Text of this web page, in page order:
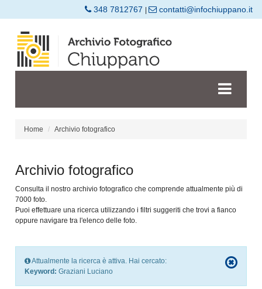
348 7812767 contatti@infochiuppano.it
Home Archivio fotografico
Archivio fotografico
Consulta il nostro archivio fotografico che comprende attualmente più di
7000 foto.
Puoi effettuare una ricerca utilizzando i filtri suggeriti che trovi a fianco
oppure navigare tra l'elenco delle foto.
Attualmente la ricerca è attiva. Hai cercato:
Keyword:Graziani Luciano